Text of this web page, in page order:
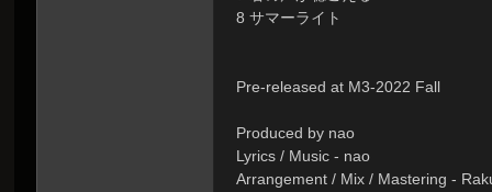
8 サマーライト
Pre-released at M3-2022 Fall
Produced by nao
Lyrics / Music - nao
Arrangement / Mix / Mastering -